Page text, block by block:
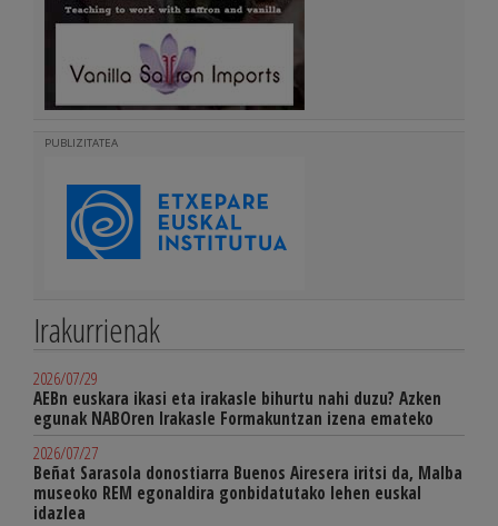
PUBLIZITATEA
Irakurrienak
2026/07/29
AEBn euskara ikasi eta irakasle bihurtu nahi duzu? Azken
egunak NABOren Irakasle Formakuntzan izena emateko
2026/07/27
Beñat Sarasola donostiarra Buenos Airesera iritsi da, Malba
museoko REM egonaldira gonbidatutako lehen euskal
idazlea